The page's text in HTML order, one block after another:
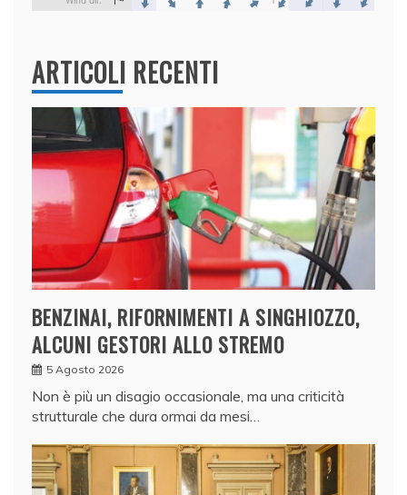
ARTICOLI RECENTI
BENZINAI, RIFORNIMENTI A SINGHIOZZO,
ALCUNI GESTORI ALLO STREMO
5 Agosto 2026
Non è più un disagio occasionale, ma una criticità
strutturale che dura ormai da mesi…